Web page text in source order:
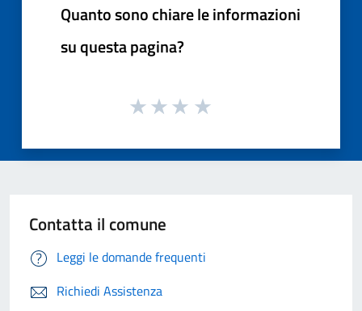
Quanto sono chiare le informazioni
su questa pagina?
Contatta il comune
Leggi le domande frequenti
Richiedi Assistenza